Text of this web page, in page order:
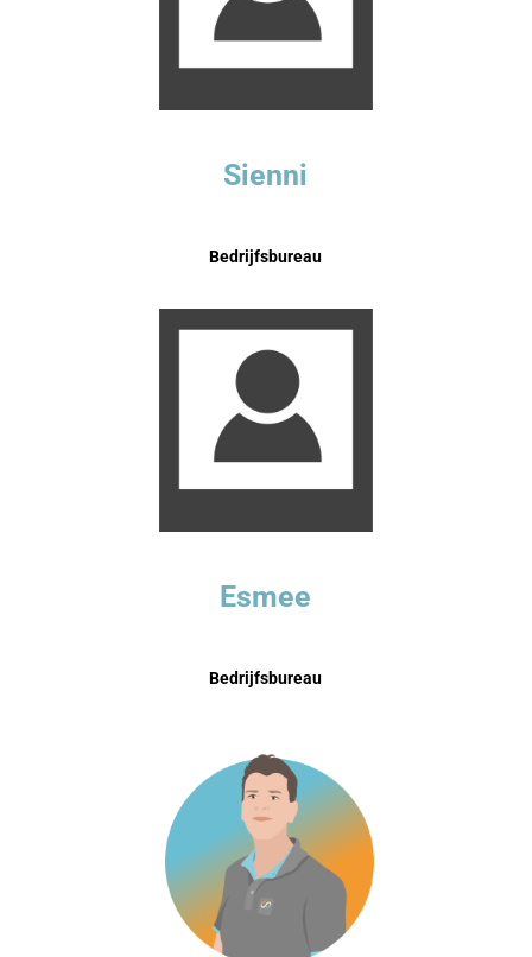
Sienni
Bedrijfsbureau
Esmee
Bedrijfsbureau